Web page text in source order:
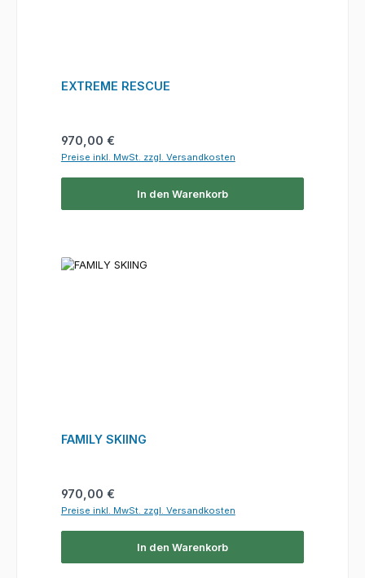
EXTREME RESCUE
Regulärer Preis:
970,00 €
Preise inkl. MwSt. zzgl. Versandkosten
In den Warenkorb
FAMILY SKIING
Regulärer Preis:
970,00 €
Preise inkl. MwSt. zzgl. Versandkosten
In den Warenkorb